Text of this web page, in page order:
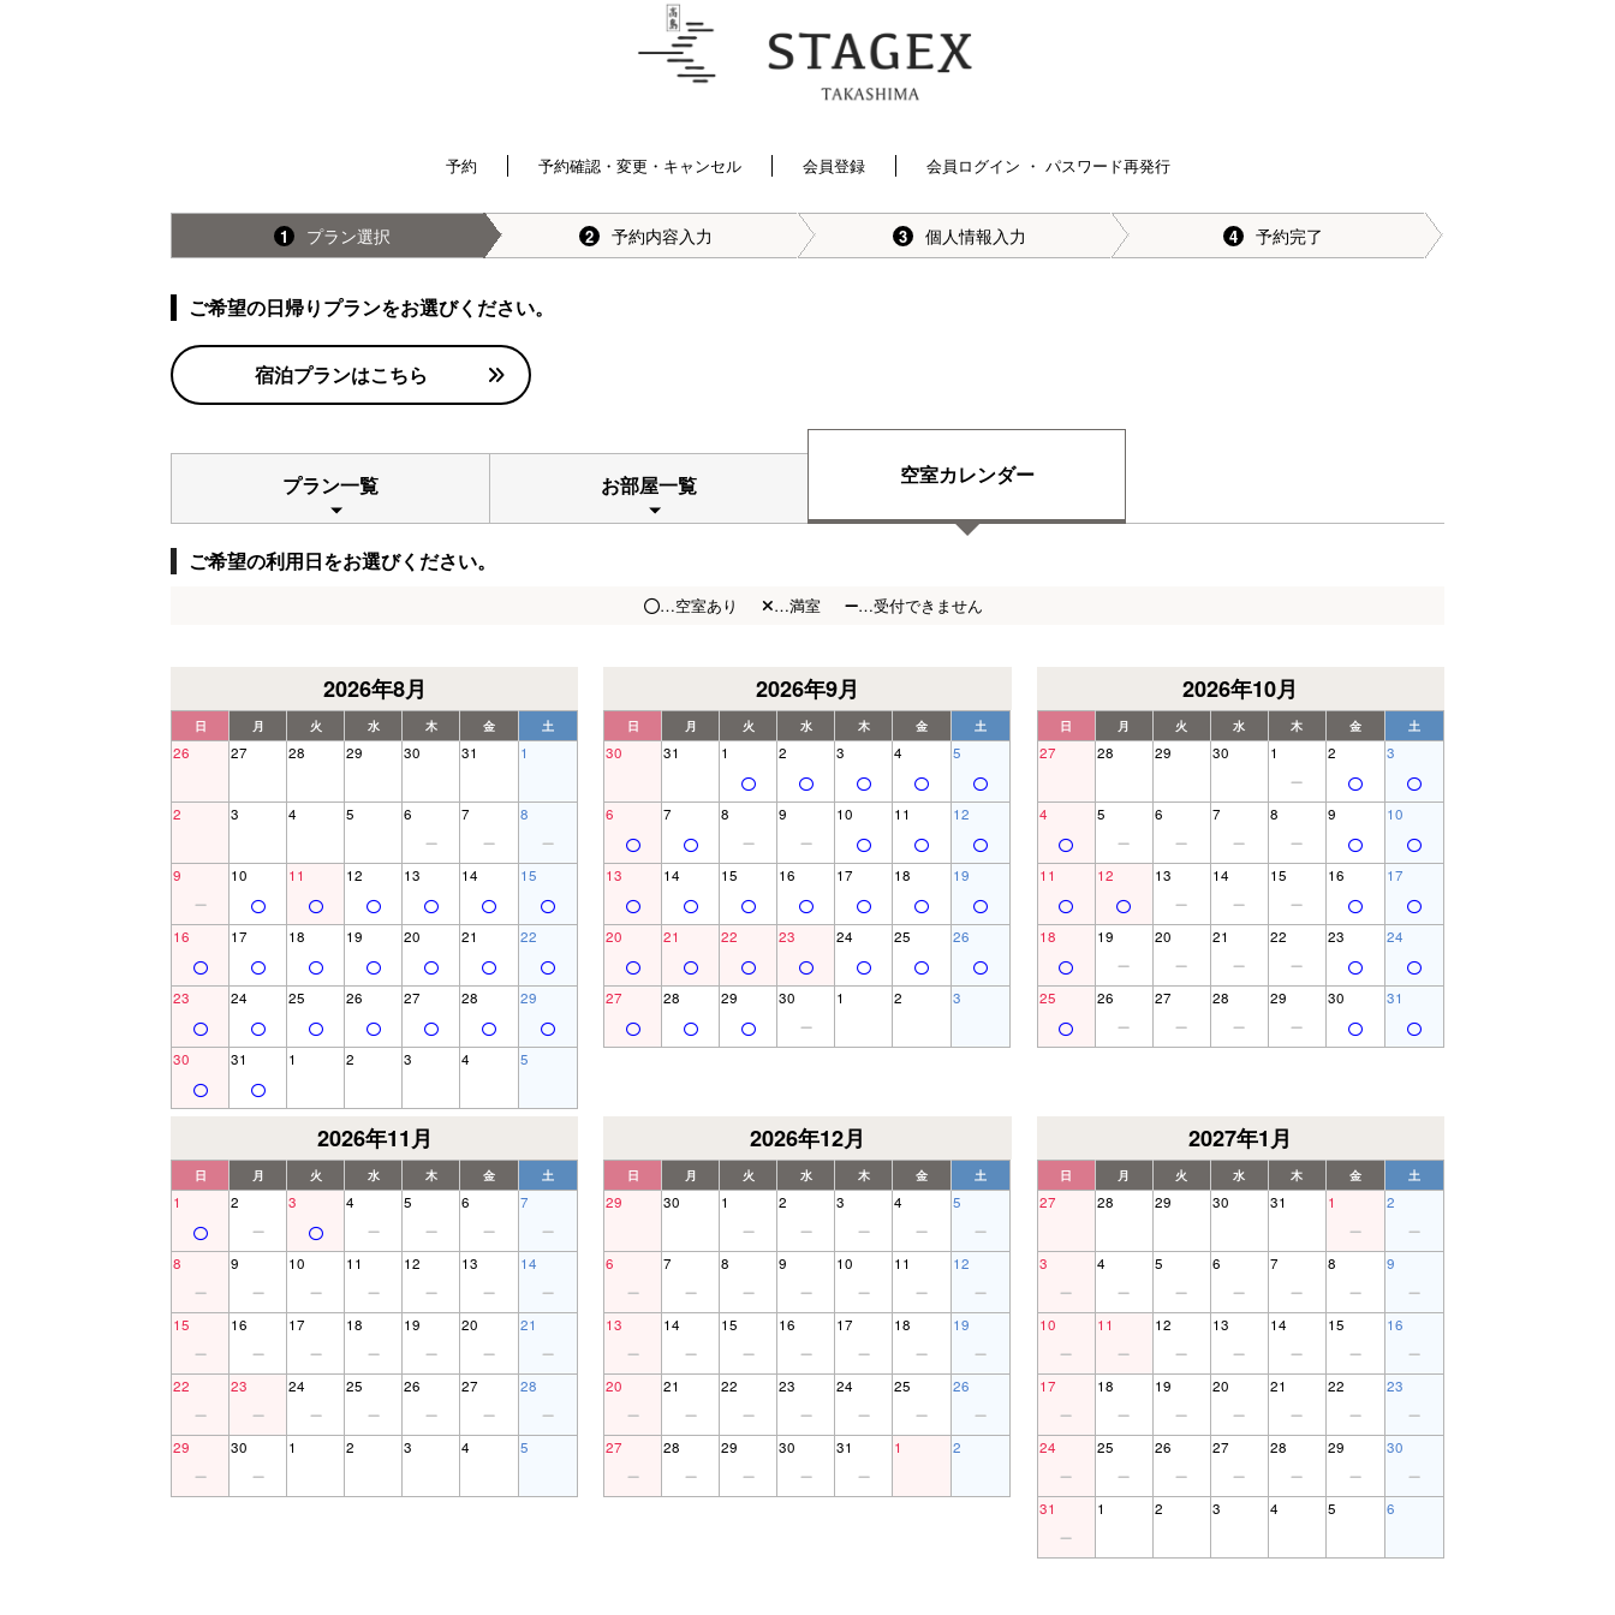
予約 予約確認・変更・キャンセル 会員登録 会員ログイン ・ パスワード再発行
1 プラン選択 2 予約内容入力 3 個人情報入力 4 予約完了
ご希望の日帰りプランをお選びください。
宿泊プランはこちら
プラン一覧 お部屋一覧 空室カレンダー
ご希望の利用日をお選びください。
…空室あり …満室 …受付できません
2026年8月
日 月 火 水 木 金 土
26 27 28 29 30 31 1
2 3 4 5 6 7 8
9 10 11 12 13 14 15
16 17 18 19 20 21 22
23 24 25 26 27 28 29
30 31 1 2 3 4 5
2026年9月
日 月 火 水 木 金 土
30 31 1 2 3 4 5
6 7 8 9 10 11 12
13 14 15 16 17 18 19
20 21 22 23 24 25 26
27 28 29 30 1 2 3
2026年10月
日 月 火 水 木 金 土
27 28 29 30 1 2 3
4 5 6 7 8 9 10
11 12 13 14 15 16 17
18 19 20 21 22 23 24
25 26 27 28 29 30 31
2026年11月
日 月 火 水 木 金 土
1 2 3 4 5 6 7
8 9 10 11 12 13 14
15 16 17 18 19 20 21
22 23 24 25 26 27 28
29 30 1 2 3 4 5
2026年12月
日 月 火 水 木 金 土
29 30 1 2 3 4 5
6 7 8 9 10 11 12
13 14 15 16 17 18 19
20 21 22 23 24 25 26
27 28 29 30 31 1 2
2027年1月
日 月 火 水 木 金 土
27 28 29 30 31 1 2
3 4 5 6 7 8 9
10 11 12 13 14 15 16
17 18 19 20 21 22 23
24 25 26 27 28 29 30
31 1 2 3 4 5 6